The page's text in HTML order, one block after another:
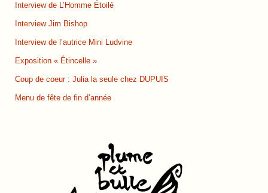
Interview de L’Homme Étoilé
Interview Jim Bishop
Interview de l’autrice Mini Ludvine
Exposition « Étincelle »
Coup de coeur : Julia la seule chez DUPUIS
Menu de fête de fin d’année